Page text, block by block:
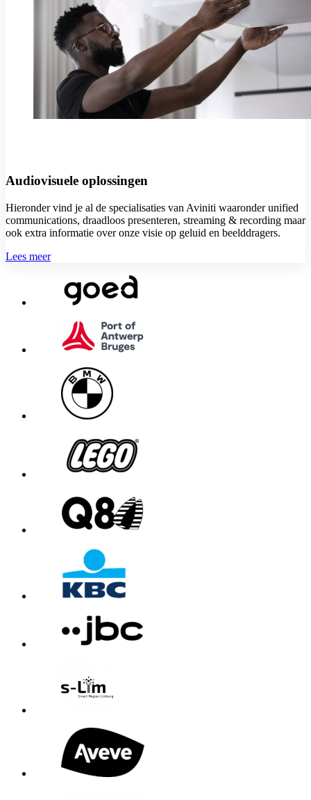
Audiovisuele oplossingen
Hieronder vind je al de specialisaties van Aviniti waaronder unified
communications, draadloos presenteren, streaming & recording maar
ook extra informatie over onze visie op geluid en beelddragers.
Lees meer